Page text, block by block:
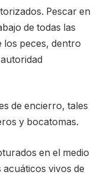
Pescar en
de todas las
los peces, dentro
de encierro, tales
y bocatomas.
en el medio
vivos de